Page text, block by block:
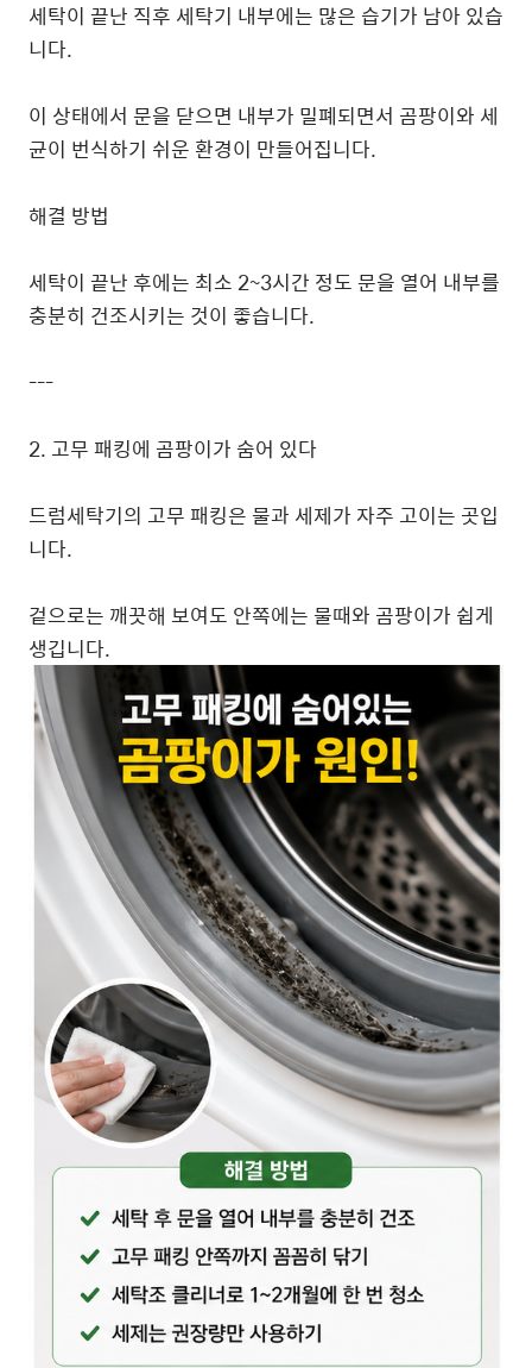
세탁이 끝난 직후 세탁기 내부에는 많은 습기가 남아 있습
니다.
이 상태에서 문을 닫으면 내부가 밀폐되면서 곰팡이와 세
균이 번식하기 쉬운 환경이 만들어집니다.
해결 방법
세탁이 끝난 후에는 최소 2~3시간 정도 문을 열어 내부를
충분히 건조시키는 것이 좋습니다.
---
2. 고무 패킹에 곰팡이가 숨어 있다
드럼세탁기의 고무 패킹은 물과 세제가 자주 고이는 곳입
니다.
겉으로는 깨끗해 보여도 안쪽에는 물때와 곰팡이가 쉽게
생깁니다.